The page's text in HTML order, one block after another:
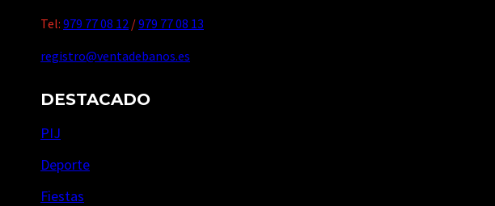
Tel: 979 77 08 12 /979 77 08 13
registro@ventadebanos.es
DESTACADO
PIJ
Deporte
Fiestas